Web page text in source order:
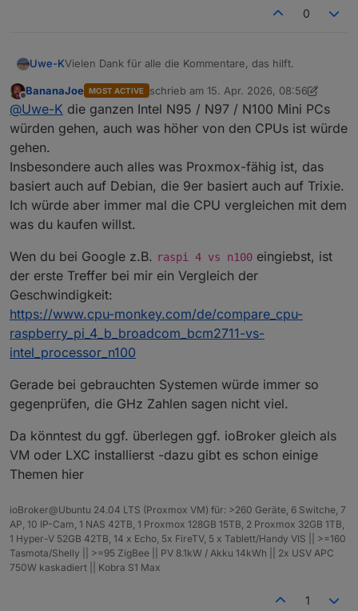
0
Uwe-KVielen Dank für alle die Kommentare, das hilft.
Nun durchforste ich mal das Forum nach Tipps zu
geeigneter HW für das neue System
Offline
BananaJoe MOST ACTIVE schrieb am 15. Apr. 2026, 08:56
zuletzt editiert von BananaJoe
@Uwe-K die ganzen Intel N95 / N97 / N100 Mini PCs
würden gehen, auch was höher von den CPUs ist würde
gehen.
Insbesondere auch alles was Proxmox-fähig ist, das
basiert auch auf Debian, die 9er basiert auch auf Trixie.
Ich würde aber immer mal die CPU vergleichen mit dem
was du kaufen willst.
Wen du bei Google z.B. raspi 4 vs n100 eingiebst, ist
der erste Treffer bei mir ein Vergleich der
Geschwindigkeit:
https://www.cpu-monkey.com/de/compare_cpu-
raspberry_pi_4_b_broadcom_bcm2711-vs-
intel_processor_n100
Gerade bei gebrauchten Systemen würde immer so
gegenprüfen, die GHz Zahlen sagen nicht viel.
Da könntest du ggf. überlegen ggf. ioBroker gleich als
VM oder LXC installierst -dazu gibt es schon einige
Themen hier
ioBroker@Ubuntu 24.04 LTS (Proxmox VM) für: >260 Geräte, 6 Switche, 7
AP, 10 IP-Cam, 1 NAS 42TB, 1 Proxmox 128GB 15TB, 2 Proxmox 32GB 1TB,
1 Hyper-V 52GB 42TB, 14 x Echo, 5x FireTV, 5 x Tablett/Handy VIS || >=160
Tasmota/Shelly || >=95 ZigBee || PV 8.1kW / Akku 14kWh || 2x USV APC
750W kaskadiert || Kobra S1 Max
1